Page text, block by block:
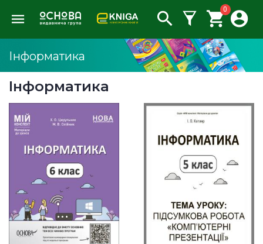
0
Інформатика
Інформатика